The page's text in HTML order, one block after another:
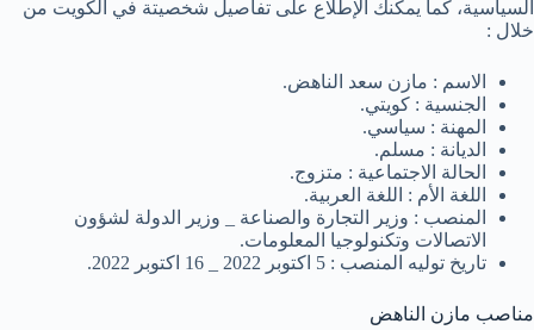
السياسية، كما يمكنك الإطلاع على تفاصيل شخصيتة في الكويت من
خلال :
الاسم : مازن سعد الناهض.
الجنسية : كويتي.
المهنة : سياسي.
الديانة : مسلم.
الحالة الاجتماعية : متزوج.
اللغة الأم : اللغة العربية.
المنصب : وزير التجارة والصناعة _ وزير الدولة لشؤون
الاتصالات وتكنولوجيا المعلومات.
تاريخ توليه المنصب : 5 اكتوبر 2022 _ 16 اكتوبر 2022.
مناصب مازن الناهض